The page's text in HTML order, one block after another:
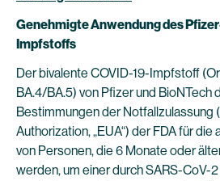
Genehmigte Anwendung des
Impfstoffs
Der bivalente COVID-19-Impfstoff
BA.4/BA.5) von Pfizer und BioNTech
Bestimmungen der Notfallzulassung
Authorization, „EUA“) der FDA für
von Personen, die 6 Monate oder
werden, um einer durch SARS-CoV-